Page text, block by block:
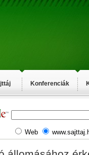
Konferenciák
Web